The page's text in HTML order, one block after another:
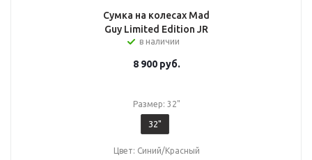
Сумка на колесах Mad
Guy Limited Edition JR
в наличии
8 900руб.
Размер: 32"
32"
Цвет: Синий/Красный